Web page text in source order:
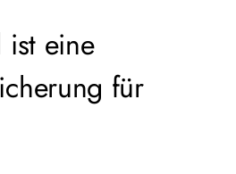
eine
für